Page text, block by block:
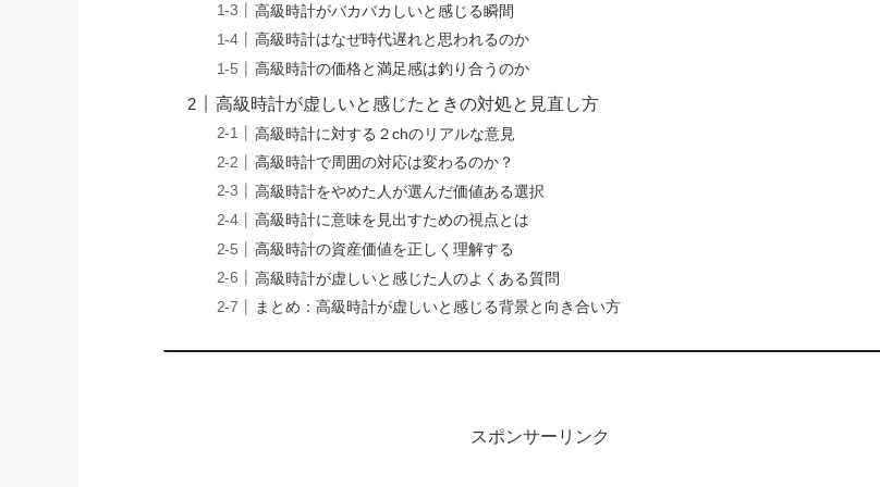
高級時計がバカバカしいと感じる瞬間
高級時計はなぜ時代遅れと思われるのか
高級時計の価格と満足感は釣り合うのか
高級時計が虚しいと感じたときの対処と見直し方
高級時計に対する２chのリアルな意見
高級時計で周囲の対応は変わるのか？
高級時計をやめた人が選んだ価値ある選択
高級時計に意味を見出すための視点とは
高級時計の資産価値を正しく理解する
高級時計が虚しいと感じた人のよくある質問
まとめ：高級時計が虚しいと感じる背景と向き合い方
スポンサーリンク